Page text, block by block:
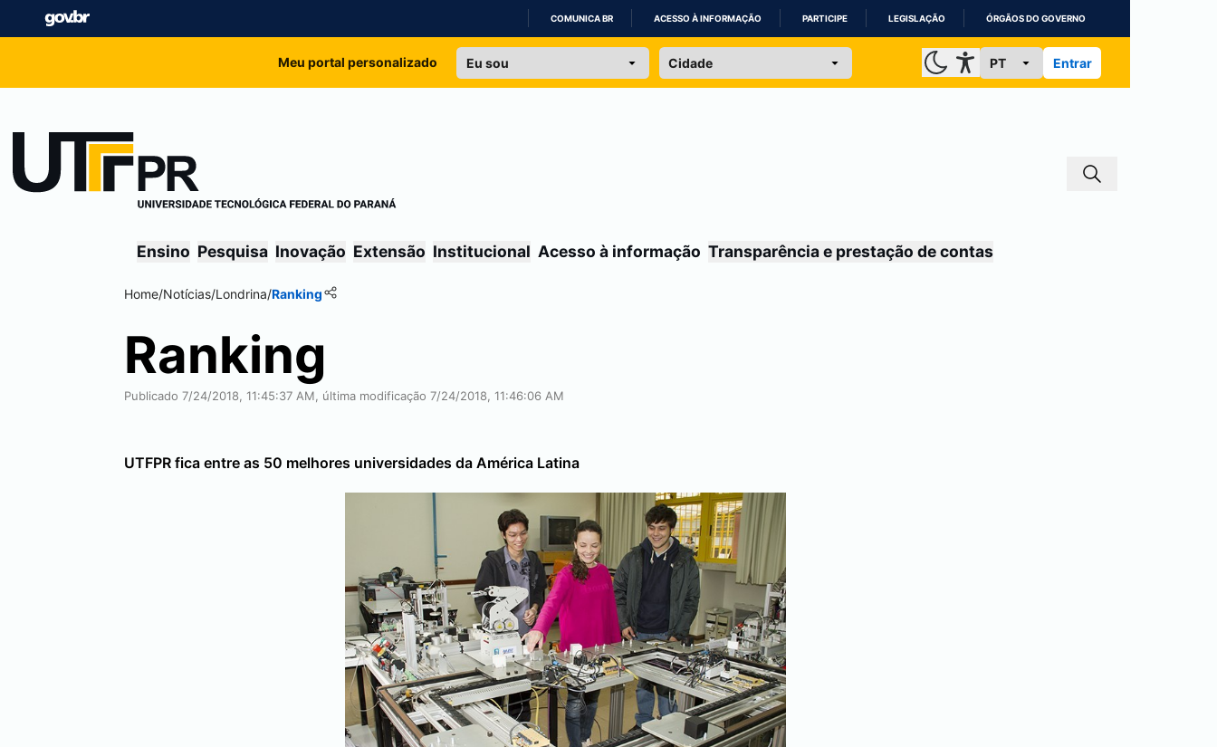
IR
COMUNICA BR ACESSO À INFORMAÇÃO PARTICIPE LEGISLAÇÃO ÓRGÃOS DO GOVERNO
Meu portal personalizado Entrar
Ensino Pesquisa Inovação Extensão Institucional Acesso à informação Transparência e prestação de contas
Home/Notícias/Londrina/Ranking
Ranking
Publicado 7/24/2018, 11:45:37 AM, última modificação 7/24/2018, 11:46:06 AM
UTFPR fica entre as 50 melhores universidades da América Latina